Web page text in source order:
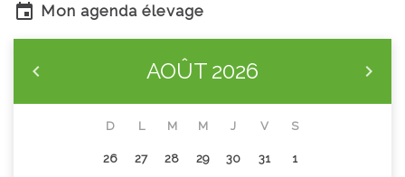
Mon agenda élevage
AOÛT 2026
D L M M J V S
26 27 28 29 30 31 1